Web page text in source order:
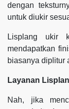
dengan
untuk diukir
Lisplang ukir
mendapatkan
biasanya diplitur
Layanan
Nah, jika